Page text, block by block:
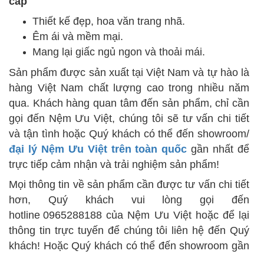
Thiết kế đẹp, hoa văn trang nhã.
Êm ái và mềm mại.
Mang lại giấc ngủ ngon và thoải mái.
​Sản phẩm được sản xuất tại Việt Nam và tự hào là
hàng Việt Nam chất lượng cao trong nhiều năm
qua. Khách hàng quan tâm đến sản phẩm, chỉ cần
gọi đến Nệm Ưu Việt, chúng tôi sẽ tư vấn chi tiết
và tận tình hoặc Quý khách có thể đến showroom/
đại lý Nệm Ưu Việt trên toàn quốc gần nhất để
trực tiếp cảm nhận và trải nghiệm sản phẩm!
Mọi thông tin về sản phẩm cần được tư vấn chi tiết
hơn, Quý khách vui lòng gọi đến
hotline 0965288188của Nệm Ưu Việt hoặc để lại
thông tin trực tuyến để chúng tôi liên hệ đến Quý
khách! Hoặc Quý khách có thể đến showroom gần